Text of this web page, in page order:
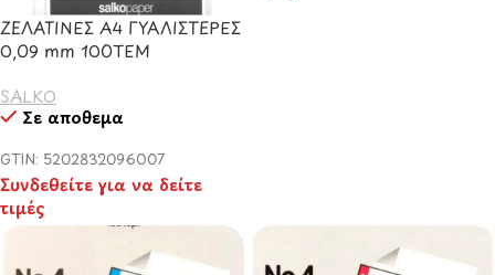
ΖΕΛΑΤΙΝΕΣ Α4 ΓΥΑΛΙΣΤΕΡΕΣ
0,09 mm 100ΤΕΜ
SALKO
Σε απόθεμα
GTIN: 5202832096007
Συνδεθείτε για να δείτε
τιμές